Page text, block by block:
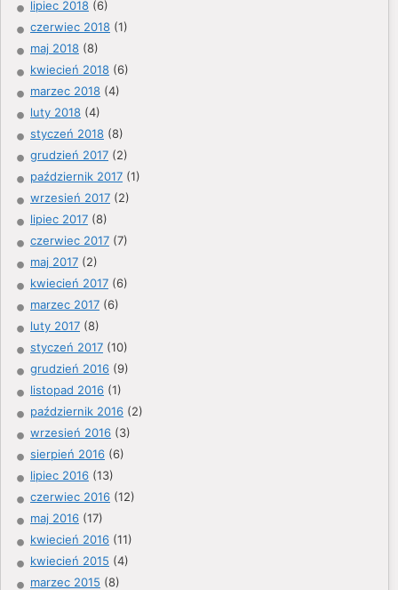
lipiec 2018 (6)
czerwiec 2018 (1)
maj 2018 (8)
kwiecień 2018 (6)
marzec 2018 (4)
luty 2018 (4)
styczeń 2018 (8)
grudzień 2017 (2)
październik 2017 (1)
wrzesień 2017 (2)
lipiec 2017 (8)
czerwiec 2017 (7)
maj 2017 (2)
kwiecień 2017 (6)
marzec 2017 (6)
luty 2017 (8)
styczeń 2017 (10)
grudzień 2016 (9)
listopad 2016 (1)
październik 2016 (2)
wrzesień 2016 (3)
sierpień 2016 (6)
lipiec 2016 (13)
czerwiec 2016 (12)
maj 2016 (17)
kwiecień 2016 (11)
kwiecień 2015 (4)
marzec 2015 (8)